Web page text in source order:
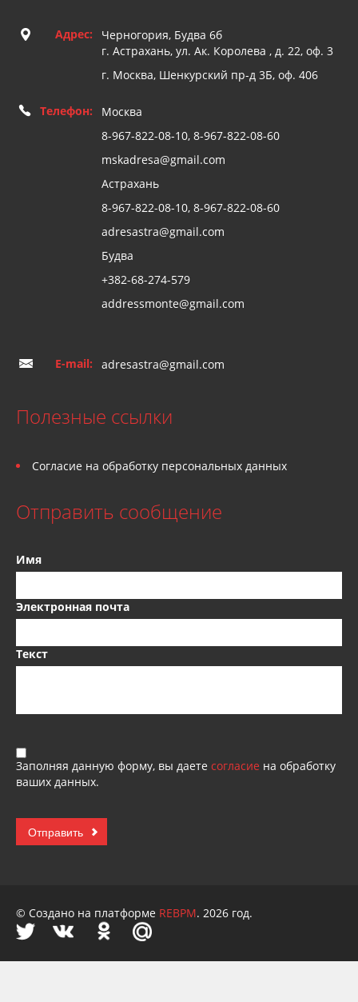
Адрес:
Черногория, Будва 6б
г. Астрахань, ул. Ак. Королева , д. 22, оф. 3
г. Москва, Шенкурский пр-д 3Б, оф. 406
Телефон:
Москва
8-967-822-08-10, 8-967-822-08-60
mskadresa@gmail.com
Астрахань
8-967-822-08-10, 8-967-822-08-60
adresastra@gmail.com
Будва
+382-68-274-579
addressmonte@gmail.com
E-mail: adresastra@gmail.com
Полезные ссылки
Согласие на обработку персональных данных
Отправить сообщение
Имя
Электронная почта
Текст
Заполняя данную форму, вы даете согласие на обработку
ваших данных.
© Создано на платформе REBPM. 2026 год.